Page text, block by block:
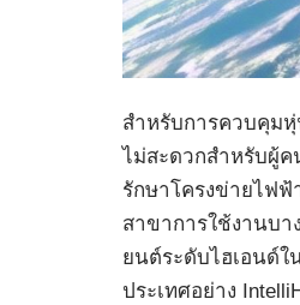
สำหรับการควบคุม
ไม่สะดวกสำหรับผู้ค
รักษาโครงข่ายไฟฟ้
สาขาการใช้งานบ
ยนต์ระดับไฮเอนด์ใ
ประเทศอย่าง